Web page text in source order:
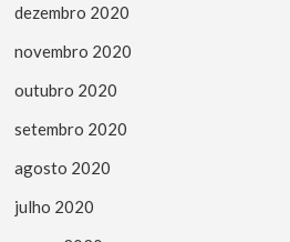
dezembro 2020
novembro 2020
outubro 2020
setembro 2020
agosto 2020
julho 2020